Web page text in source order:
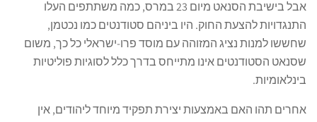
אבל בישיבת הסנאט מיום 23 במרס, כמה משתתפים העלו
התנגדויות להצעת החוק. היו ביניהם סטודנטים כמו נכטמן,
שחששו למנות נציג המזוהה עם מוסד פרו-ישראלי כל כך, משום
שסנאט הסטודנטים אינו מתייחס בדרך כלל לסוגיות פוליטיות
בינלאומיות.
אחרים תהו האם באמצעות יצירת תפקיד מיוחד ליהודים, אין